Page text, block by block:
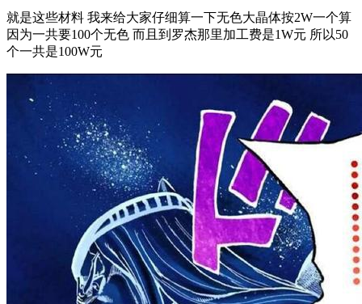
就是这些材料 我来给大家仔细算一下无色大晶体按2W一个算
因为一共要100个无色 而且到罗杰那里加工费是1W元 所以50
个一共是100W元